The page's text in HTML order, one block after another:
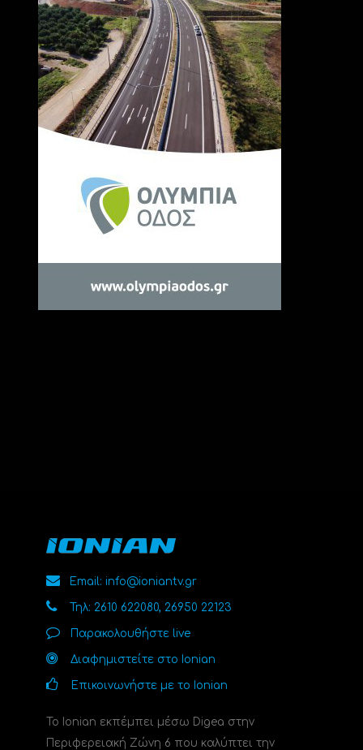
Email: info@ioniantv.gr
Τηλ: 2610 622080, 26950 22123
Παρακολουθήστε live
Διαφημιστείτε στο Ionian
Επικοινωνήστε με το Ionian
Το Ionian εκπέμπει μέσω Digea στην
Περιφερειακή Ζώνη 6 που καλύπτει την